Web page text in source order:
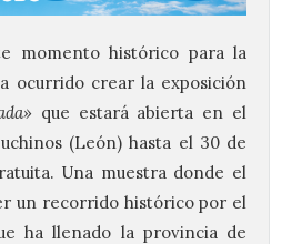
momento histórico para la
ocurrido crear la exposición
que estará abierta en el
(León) hasta el 30 de
Una muestra donde el
un recorrido histórico por el
ha llenado la provincia de